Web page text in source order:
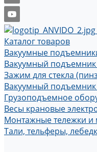
Каталог товаров
Вакуумные
Вакуумный подъемник
Зажим для стекла
Вакуумный подъемник
Грузоподъемное
Весы крановые
Монтажные тележки и
Тали, тельферы,